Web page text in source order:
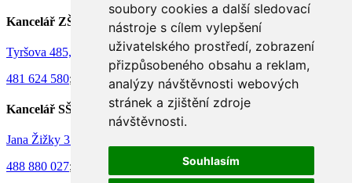
soubory cookies a další sledovací
nástroje s cílem vylepšení
uživatelského prostředí, zobrazení
přizpůsobeného obsahu a reklam,
analýzy návštěvnosti webových
stránek a zjištění zdroje
návštěvnosti.
Souhlasím
Kancelář ZŠ
Tyršova 485, 513 01 Semily
481 624 580; 736 130 073
Kancelář SŠ
Jana Žižky 375, 513 01 Semily
488 880 027;